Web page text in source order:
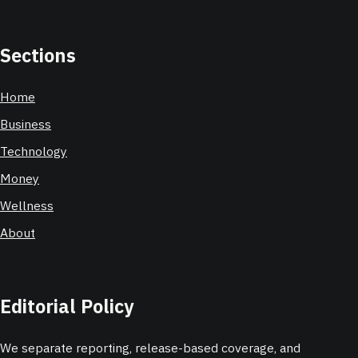
Sections
Home
Business
Technology
Money
Wellness
About
Editorial Policy
We separate reporting, release-based coverage, and